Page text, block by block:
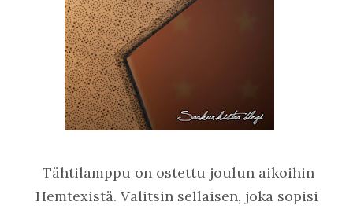
Tähtilamppu on ostettu joulun aikoihin
Hemtexistä. Valitsin sellaisen, joka sopisi